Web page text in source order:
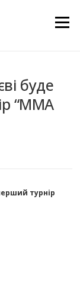
Меню
буде
“MMA
турнір